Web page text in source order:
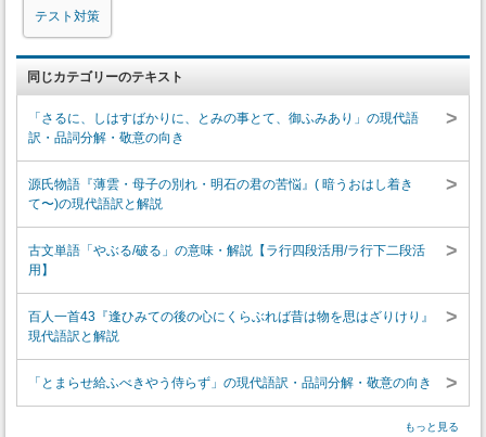
テスト対策
同じカテゴリーのテキスト
「さるに、しはすばかりに、とみの事とて、御ふみあり」の現代語
訳・品詞分解・敬意の向き
>
源氏物語『薄雲・母子の別れ・明石の君の苦悩』( 暗うおはし着き
て〜)の現代語訳と解説
>
古文単語「やぶる/破る」の意味・解説【ラ行四段活用/ラ行下二段活
用】
>
百人一首43『逢ひみての後の心にくらぶれば昔は物を思はざりけり』
現代語訳と解説
>
「とまらせ給ふべきやう侍らず」の現代語訳・品詞分解・敬意の向き >
もっと見る